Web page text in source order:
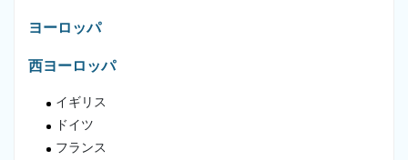
ヨーロッパ
西ヨーロッパ
イギリス
ドイツ
フランス